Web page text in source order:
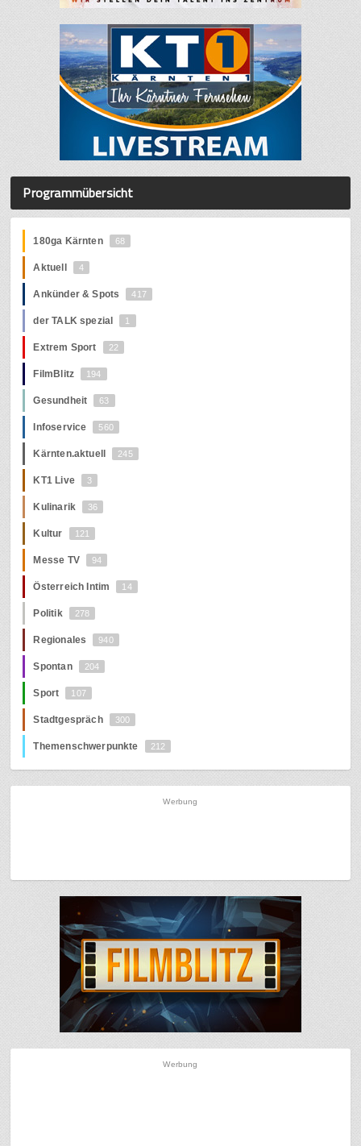
Programmübersicht
180ga Kärnten 68
Aktuell 4
Ankünder & Spots 417
der TALK spezial 1
Extrem Sport 22
FilmBlitz 194
Gesundheit 63
Infoservice 560
Kärnten.aktuell 245
KT1 Live 3
Kulinarik 36
Kultur 121
Messe TV 94
Österreich Intim 14
Politik 278
Regionales 940
Spontan 204
Sport 107
Stadtgespräch 300
Themenschwerpunkte 212
Werbung
Werbung